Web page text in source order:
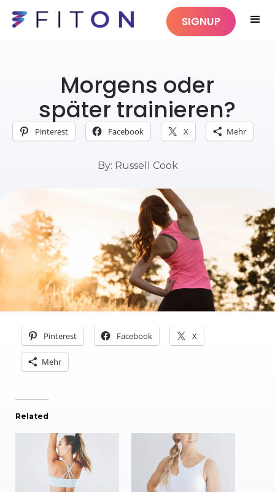
SIGNUP
Morgens oder
später trainieren?
Pinterest Facebook X Mehr
By: Russell Cook
Pinterest Facebook X
Mehr
Related